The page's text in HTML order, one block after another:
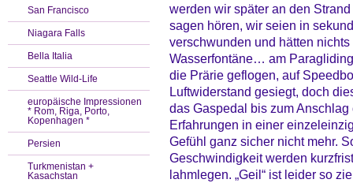
San Francisco
Niagara Falls
Bella Italia
Seattle Wild-Life
europäische Impressionen
* Rom, Riga, Porto,
Kopenhagen *
Persien
Turkmenistan +
Kasachstan
werden wir später an den
sagen hören, wir seien in
verschwunden und hätten
Wasserfontäne… am
die Prärie geflogen, auf
Luftwiderstand gesiegt, doch
das Gaspedal bis zum
Erfahrungen in einer
Gefühl ganz sicher nicht mehr.
Geschwindigkeit werden
lahmlegen. „Geil“ ist leider so